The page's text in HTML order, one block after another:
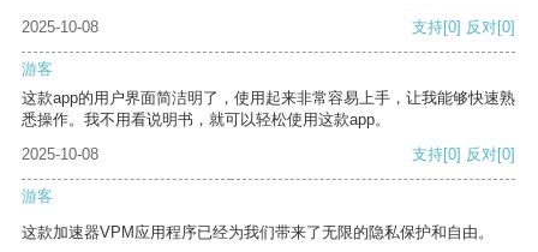
2025-10-08 支持[0] 反对[0]
游客
这款app的用户界面简洁明了，使用起来非常容易上手，让我能够快速熟
悉操作。我不用看说明书，就可以轻松使用这款app。
2025-10-08
支持[0] 反对[0]
游客
这款加速器VPM应用程序已经为我们带来了无限的隐私保护和自由。